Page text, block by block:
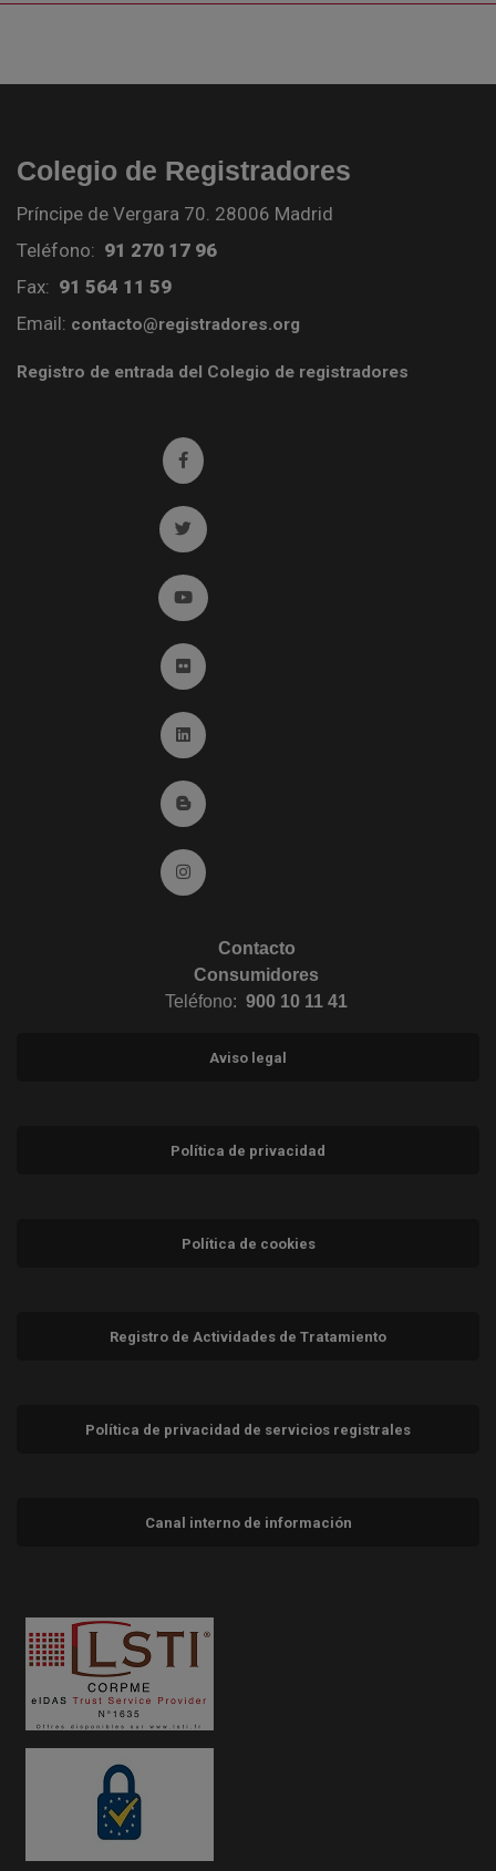
Colegio de Registradores
Príncipe de Vergara 70. 28006 Madrid
Teléfono: 91 270 17 96
Fax: 91 564 11 59
Email: contacto@registradores.org
Registro de entrada del Colegio de registradores
Ir a facebook (abre en ventana nueva)
Ir a twitter (abre en ventana nueva)
Ir a YouTube (abre en ventana nueva)
Ir a Flickr (abre en ventana nueva)
Ir a Linkedin (abre en ventana nueva)
Ir al Blog (abre en ventana nueva)
Ir a Instagram (abre en ventana nueva)
Contacto
Consumidores
Teléfono: 900 10 11 41
Aviso legal
Política de privacidad
Política de cookies
Registro de Actividades de Tratamiento
Política de privacidad de servicios registrales
Canal interno de información